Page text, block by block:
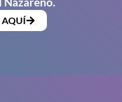
AQUÍ